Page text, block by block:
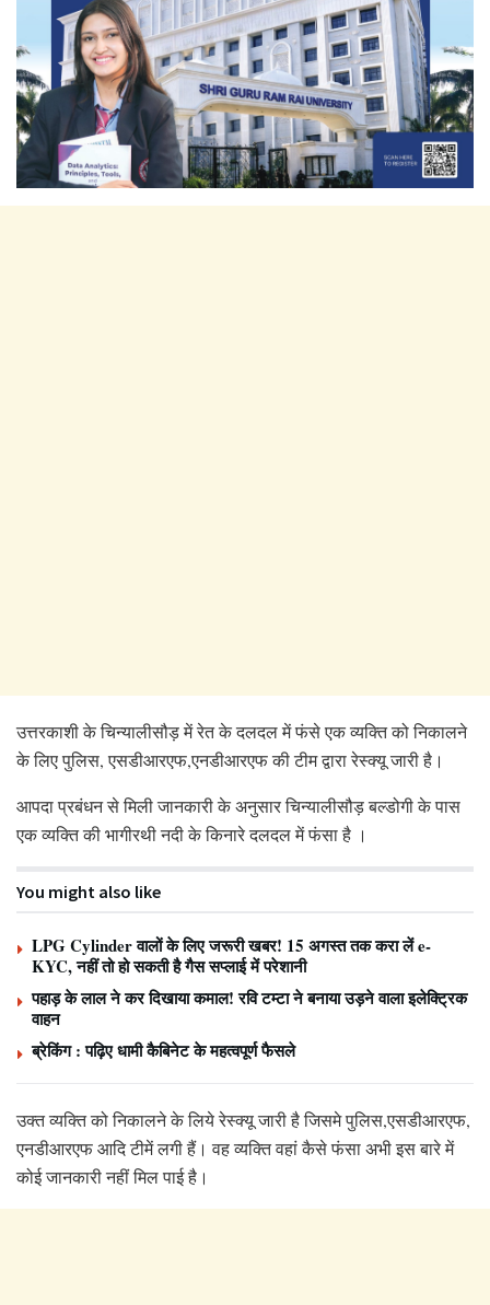
उत्तरकाशी के चिन्यालीसौड़ में रेत के दलदल में फंसे एक व्यक्ति को निकालने
के लिए पुलिस, एसडीआरएफ,एनडीआरएफ की टीम द्वारा रेस्क्यू जारी है।
आपदा प्रबंधन से मिली जानकारी के अनुसार चिन्यालीसौड़ बल्डोगी के पास
एक व्यक्ति की भागीरथी नदी के किनारे दलदल में फंसा है ।
You might also like
LPG Cylinder वालों के लिए जरूरी खबर! 15 अगस्त तक करा लें e-
KYC, नहीं तो हो सकती है गैस सप्लाई में परेशानी
पहाड़ के लाल ने कर दिखाया कमाल! रवि टम्टा ने बनाया उड़ने वाला इलेक्ट्रिक
वाहन
ब्रेकिंग : पढ़िए धामी कैबिनेट के महत्वपूर्ण फैसले
उक्त व्यक्ति को निकालने के लिये रेस्क्यू जारी है जिसमे पुलिस,एसडीआरएफ,
एनडीआरएफ आदि टीमें लगी हैं। वह व्यक्ति वहां कैसे फंसा अभी इस बारे में
कोई जानकारी नहीं मिल पाई है।